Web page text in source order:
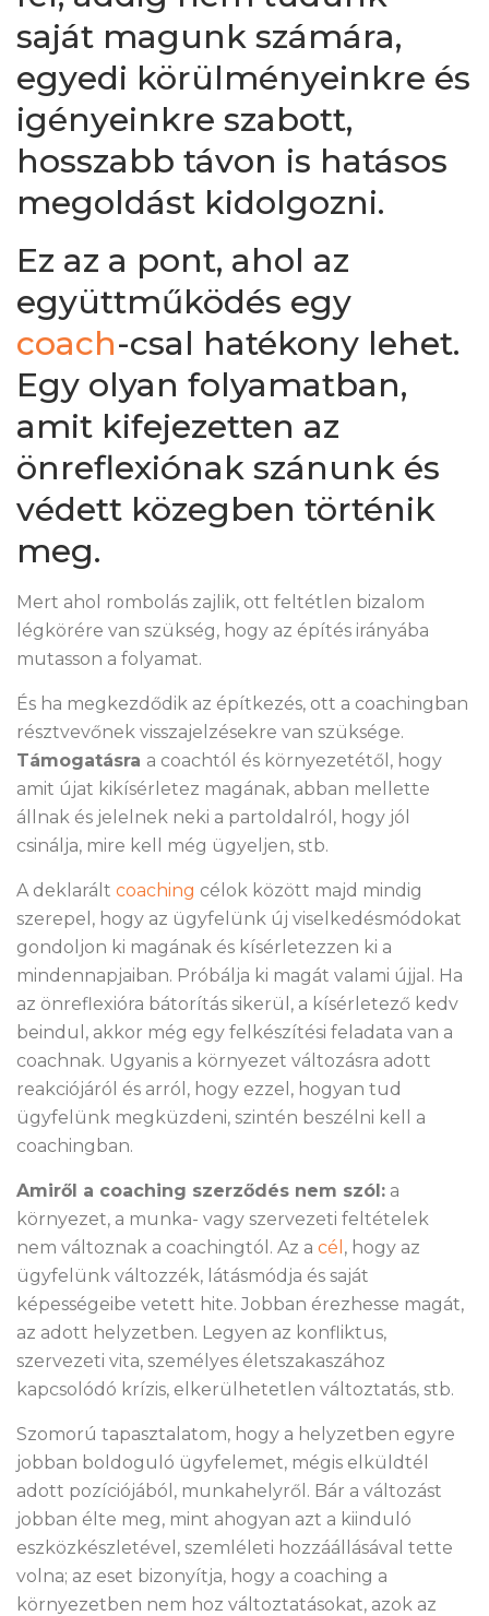
saját magunk számára,
egyedi körülményeinkre és
igényeinkre szabott,
hosszabb távon is hatásos
megoldást kidolgozni.
Ez az a pont, ahol az
együttműködés egy
coach-csal hatékony lehet.
Egy olyan folyamatban,
amit kifejezetten az
önreflexiónak szánunk és
védett közegben történik
meg.
Mert ahol rombolás zajlik, ott feltétlen bizalom
légkörére van szükség, hogy az építés irányába
mutasson a folyamat.
És ha megkezdődik az építkezés, ott a coachingban
résztvevőnek visszajelzésekre van szüksége.
Támogatásra a coachtól és környezetétől, hogy
amit újat kikísérletez magának, abban mellette
állnak és jelelnek neki a partoldalról, hogy jól
csinálja, mire kell még ügyeljen, stb.
A deklarált coaching célok között majd mindig
szerepel, hogy az ügyfelünk új viselkedésmódokat
gondoljon ki magának és kísérletezzen ki a
mindennapjaiban. Próbálja ki magát valami újjal. Ha
az önreflexióra bátorítás sikerül, a kísérletező kedv
beindul, akkor még egy felkészítési feladata van a
coachnak. Ugyanis a környezet változásra adott
reakciójáról és arról, hogy ezzel, hogyan tud
ügyfelünk megküzdeni, szintén beszélni kell a
coachingban.
Amiről a coaching szerződés nem szól: a
környezet, a munka- vagy szervezeti feltételek
nem változnak a coachingtól. Az a cél , hogy az
ügyfelünk változzék, látásmódja és saját
képességeibe vetett hite. Jobban érezhesse magát,
az adott helyzetben. Legyen az konfliktus,
szervezeti vita, személyes életszakaszához
kapcsolódó krízis, elkerülhetetlen változtatás, stb.
Szomorú tapasztalatom, hogy a helyzetben egyre
jobban boldoguló ügyfelemet, mégis elküldtél
adott pozíciójából, munkahelyről. Bár a változást
jobban élte meg, mint ahogyan azt a kiinduló
eszközkészletével, szemléleti hozzáállásával tette
volna; az eset bizonyítja, hogy a coaching a
környezetben nem hoz változtatásokat, azok az